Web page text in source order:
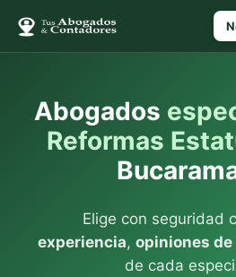
Abogados
Reformas
Elige con seguridad
experiencia, opiniones
de cada